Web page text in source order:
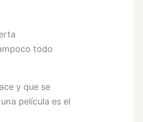
todo
y que se
película es el